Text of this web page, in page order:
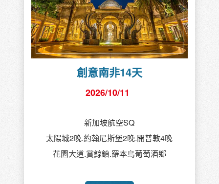
創意南非14天
2026/10/11
新加坡航空SQ
太陽城2晚.約翰尼斯堡2晚.開普敦4晚
花園大道.賞鯨鎮.羅本島葡萄酒鄉